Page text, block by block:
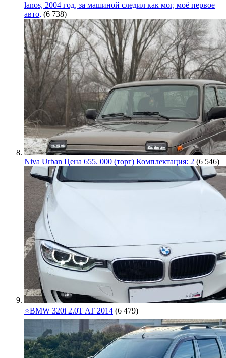
lanos, 2004 год, за машиной следил как мог, моё первое
авто, (6 738)
Niva Urban Цена 655. 000 (торг) Комплектация: 2 (6 546)
⭐️BMW 320i 2.0T AT 2014 (6 479)